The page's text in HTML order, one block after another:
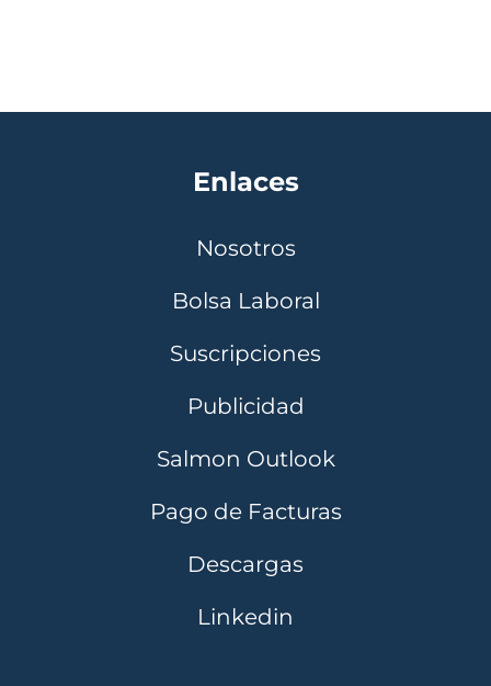
Enlaces
Nosotros
Bolsa Laboral
Suscripciones
Publicidad
Salmon Outlook
Pago de Facturas
Descargas
Linkedin